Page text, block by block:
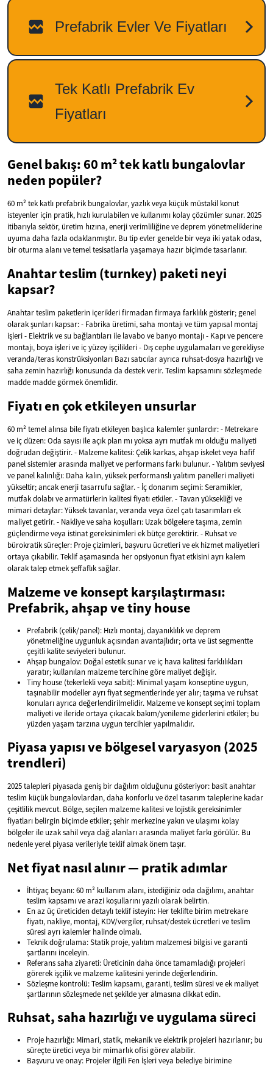
Genel bakış: 60 m² tek katlı bungalovlar
neden popüler?
60 m² tek katlı prefabrik bungalovlar, yazlık veya küçük müstakil konut
isteyenler için pratik, hızlı kurulabilen ve kullanımı kolay çözümler sunar. 2025
itibarıyla sektör, üretim hızına, enerji verimliliğine ve deprem yönetmeliklerine
uyuma daha fazla odaklanmıştır. Bu tip evler genelde bir veya iki yatak odası,
bir oturma alanı ve temel tesisatlarla yaşamaya hazır biçimde tasarlanır.
Anahtar teslim (turnkey) paketi neyi
kapsar?
Anahtar teslim paketlerin içerikleri firmadan firmaya farklılık gösterir; genel
olarak şunları kapsar: - Fabrika üretimi, saha montajı ve tüm yapısal montaj
işleri - Elektrik ve su bağlantıları ile lavabo ve banyo montajı - Kapı ve pencere
montajı, boya işleri ve iç yüzey işçilikleri - Dış cephe uygulamaları ve gerekliyse
veranda/teras konstrüksiyonları Bazı satıcılar ayrıca ruhsat-dosya hazırlığı ve
saha zemin hazırlığı konusunda da destek verir. Teslim kapsamını sözleşmede
madde madde görmek önemlidir.
Fiyatı en çok etkileyen unsurlar
60 m² temel alınsa bile fiyatı etkileyen başlıca kalemler şunlardır: - Metrekare
ve iç düzen: Oda sayısı ile açık plan mı yoksa ayrı mutfak mı olduğu maliyeti
doğrudan değiştirir. - Malzeme kalitesi: Çelik karkas, ahşap iskelet veya hafif
panel sistemler arasında maliyet ve performans farkı bulunur. - Yalıtım seviyesi
ve panel kalınlığı: Daha kalın, yüksek performanslı yalıtım panelleri maliyeti
yükseltir; ancak enerji tasarrufu sağlar. - İç donanım seçimi: Seramikler,
mutfak dolabı ve armatürlerin kalitesi fiyatı etkiler. - Tavan yüksekliği ve
mimari detaylar: Yüksek tavanlar, veranda veya özel çatı tasarımları ek
maliyet getirir. - Nakliye ve saha koşulları: Uzak bölgelere taşıma, zemin
güçlendirme veya istinat gereksinimleri ek bütçe gerektirir. - Ruhsat ve
bürokratik süreçler: Proje çizimleri, başvuru ücretleri ve ek hizmet maliyetleri
ortaya çıkabilir. Teklif aşamasında her opsiyonun fiyat etkisini ayrı kalem
olarak talep etmek şeffaflık sağlar.
Malzeme ve konsept karşılaştırması:
Prefabrik, ahşap ve tiny house
Prefabrik (çelik/panel): Hızlı montaj, dayanıklılık ve deprem
yönetmeliğine uygunluk açısından avantajlıdır; orta ve üst segmentte
çeşitli kalite seviyeleri bulunur.
Ahşap bungalov: Doğal estetik sunar ve iç hava kalitesi farklılıkları
yaratır; kullanılan malzeme tercihine göre maliyet değişir.
Tiny house (tekerlekli veya sabit): Minimal yaşam konseptine uygun,
taşınabilir modeller ayrı fiyat segmentlerinde yer alır; taşıma ve ruhsat
konuları ayrıca değerlendirilmelidir. Malzeme ve konsept seçimi toplam
maliyeti ve ileride ortaya çıkacak bakım/yenileme giderlerini etkiler; bu
yüzden yaşam tarzına uygun tercihler yapılmalıdır.
Piyasa yapısı ve bölgesel varyasyon (2025
trendleri)
2025 talepleri piyasada geniş bir dağılım olduğunu gösteriyor: basit anahtar
teslim küçük bungalovlardan, daha konforlu ve özel tasarım taleplerine kadar
çeşitlilik mevcut. Bölge, seçilen malzeme kalitesi ve lojistik gereksinimler
fiyatları belirgin biçimde etkiler; şehir merkezine yakın ve ulaşımı kolay
bölgeler ile uzak sahil veya dağ alanları arasında maliyet farkı görülür. Bu
nedenle yerel piyasa verileriyle teklif almak önem taşır.
Net fiyat nasıl alınır — pratik adımlar
İhtiyaç beyanı: 60 m² kullanım alanı, istediğiniz oda dağılımı, anahtar
teslim kapsamı ve arazi koşullarını yazılı olarak belirtin.
En az üç üreticiden detaylı teklif isteyin: Her teklifte birim metrekare
fiyatı, nakliye, montaj, KDV/vergiler, ruhsat/destek ücretleri ve teslim
süresi ayrı kalemler halinde olmalı.
Teknik doğrulama: Statik proje, yalıtım malzemesi bilgisi ve garanti
şartlarını inceleyin.
Referans saha ziyareti: Üreticinin daha önce tamamladığı projeleri
görerek işçilik ve malzeme kalitesini yerinde değerlendirin.
Sözleşme kontrolü: Teslim kapsamı, garanti, teslim süresi ve ek maliyet
şartlarının sözleşmede net şekilde yer almasına dikkat edin.
Ruhsat, saha hazırlığı ve uygulama süreci
Proje hazırlığı: Mimari, statik, mekanik ve elektrik projeleri hazırlanır; bu
süreçte üretici veya bir mimarlık ofisi görev alabilir.
Başvuru ve onay: Projeler ilgili Fen İşleri veya belediye birimine